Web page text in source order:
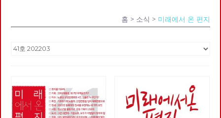
홈 > 소식 > 미래에서 온 편지